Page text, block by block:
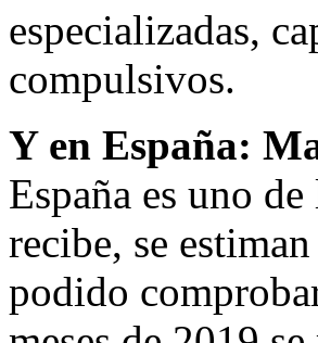
especializadas,
compulsivos.
Y en España:
España es uno
recibe, se
podido